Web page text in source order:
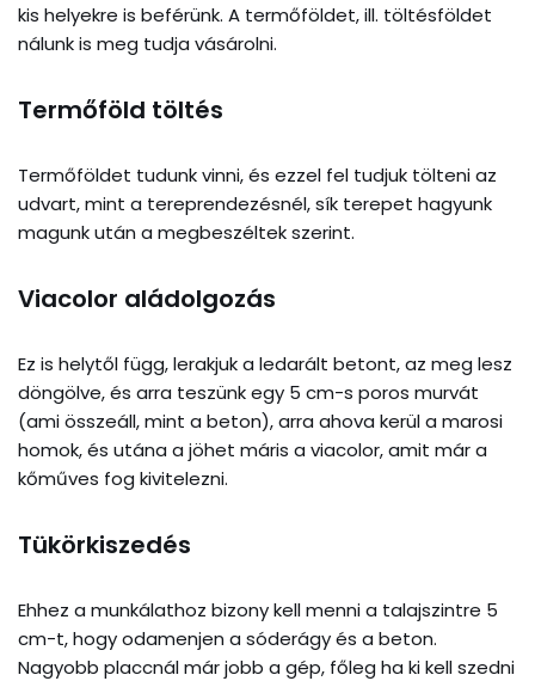
kis helyekre is beférünk. A termőföldet, ill. töltésföldet
nálunk is meg tudja vásárolni.
Termőföld töltés
Termőföldet tudunk vinni, és ezzel fel tudjuk tölteni az
udvart, mint a tereprendezésnél, sík terepet hagyunk
magunk után a megbeszéltek szerint.
Viacolor aládolgozás
Ez is helytől függ, lerakjuk a ledarált betont, az meg lesz
döngölve, és arra teszünk egy 5 cm-s poros murvát
(ami összeáll, mint a beton), arra ahova kerül a marosi
homok, és utána a jöhet máris a viacolor, amit már a
kőműves fog kivitelezni.
Tükörkiszedés
Ehhez a munkálathoz bizony kell menni a talajszintre 5
cm-t, hogy odamenjen a sóderágy és a beton.
Nagyobb placcnál már jobb a gép, főleg ha ki kell szedni